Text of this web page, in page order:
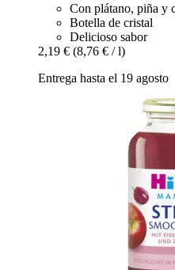
Con plátano, piña y
Botella de cristal
Delicioso sabor
2,19 € (8,76 € / l)
Entrega hasta el 19 agosto